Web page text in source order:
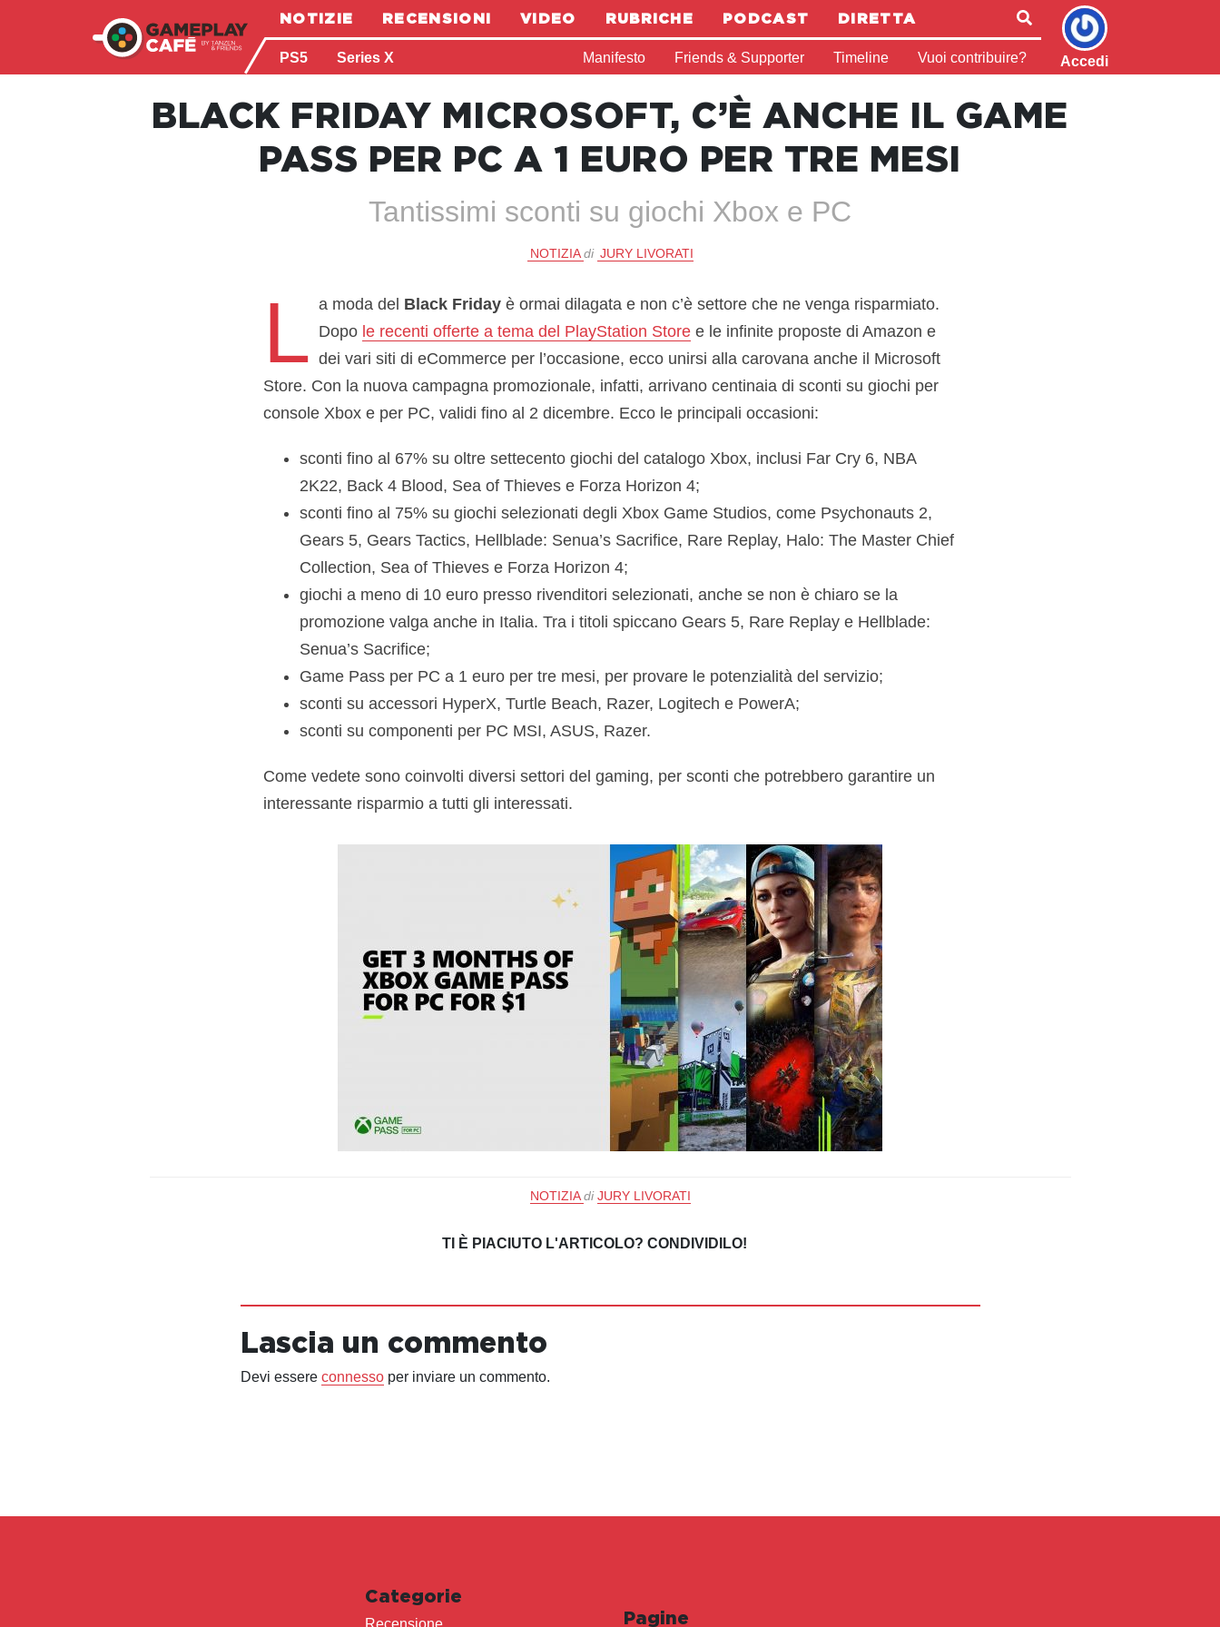
NOTIZIE RECENSIONI VIDEO RUBRICHE PODCAST DIRETTA
PS5 Series X Manifesto Friends & Supporter Timeline Vuoi contribuire? Accedi
BLACK FRIDAY MICROSOFT, C’È ANCHE IL GAME
PASS PER PC A 1 EURO PER TRE MESI
Tantissimi sconti su giochi Xbox e PC
NOTIZIA di JURY LIVORATI
L a moda del Black Fridayè ormai dilagata e non c’è settore che ne venga risparmiato.
Dopo le recenti offerte a tema del PlayStation Storee le infinite proposte di Amazon e
dei vari siti di eCommerce per l’occasione, ecco unirsi alla carovana anche il Microsoft
Store. Con la nuova campagna promozionale, infatti, arrivano centinaia di sconti su giochi per
console Xbox e per PC, validi fino al 2 dicembre. Ecco le principali occasioni:
sconti fino al 67% su oltre settecento giochi del catalogo Xbox, inclusi Far Cry 6, NBA
2K22, Back 4 Blood, Sea of Thieves e Forza Horizon 4;
sconti fino al 75% su giochi selezionati degli Xbox Game Studios, come Psychonauts 2,
Gears 5, Gears Tactics, Hellblade: Senua’s Sacrifice, Rare Replay, Halo: The Master Chief
Collection, Sea of Thieves e Forza Horizon 4;
giochi a meno di 10 euro presso rivenditori selezionati, anche se non è chiaro se la
promozione valga anche in Italia. Tra i titoli spiccano Gears 5, Rare Replay e Hellblade:
Senua’s Sacrifice;
Game Pass per PC a 1 euro per tre mesi, per provare le potenzialità del servizio;
sconti su accessori HyperX, Turtle Beach, Razer, Logitech e PowerA;
sconti su componenti per PC MSI, ASUS, Razer.
Come vedete sono coinvolti diversi settori del gaming, per sconti che potrebbero garantire un
interessante risparmio a tutti gli interessati.
NOTIZIA di JURY LIVORATI
TI È PIACIUTO L'ARTICOLO? CONDIVIDILO!
Lascia un commento
Devi essere connessoper inviare un commento.
Categorie
Recensione Pagine